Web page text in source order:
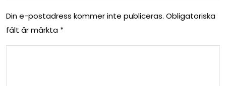
Din e-postadress kommer inte publiceras. Obligatoriska
fält är märkta *